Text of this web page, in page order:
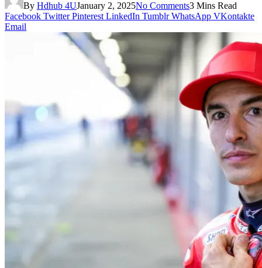
By Hdhub 4UJanuary 2, 2025No Comments3 Mins Read
Facebook Twitter Pinterest LinkedIn Tumblr WhatsApp VKontakte
Email